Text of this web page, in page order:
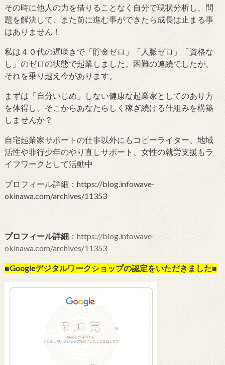
その時に他人の力を借りることなく自分で現状分析し、問
題を解決して、また前に進む事ができたら成長は止まる事
はありません！
私は４０代の遅咲きで「貯金ゼロ」「人脈ゼロ」「資格な
し」のゼロの状態で起業しました。困難の連続でしたが、
それを乗り越え今があります。
まずは「自分いじめ」しない健康な起業家としてのあり方
を体得し、そこからあなたらしく稼ぎ続ける仕組みを構築
しませんか？
自宅起業家サポートの仕事以外にもコピーライター、地域
活性や非行少年のやり直しサポート、女性の就労支援もラ
イフワークとして活動中
プロフィール詳細：https://blog.infowave-
okinawa.com/archives/11353
プロフィール詳細： https://blog.infowave-
okinawa.com/archives/11353
■Googleデジタルワークショップの認定をいただきました■